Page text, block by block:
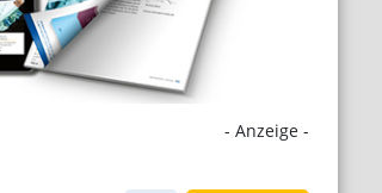
- Anzeige -